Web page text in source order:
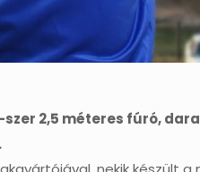
2,5 méteres fúró,